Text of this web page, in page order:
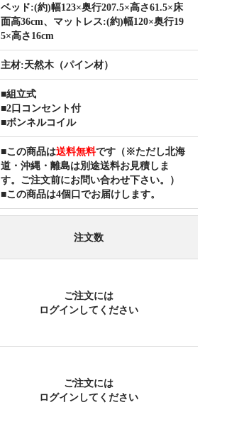
ベッド:(約)幅123×奥行207.5×高さ61.5×床
面高36cm、マットレス:(約)幅120×奥行19
5×高さ16cm
主材:天然木（パイン材）
■組立式
■2口コンセント付
■ボンネルコイル
■この商品は送料無料です（※ただし北海
道・沖縄・離島は別途送料お見積しま
す。ご注文前にお問い合わせ下さい。）
■この商品は4個口でお届けします。
注文数
ご注文には
ログインしてください
ご注文には
ログインしてください